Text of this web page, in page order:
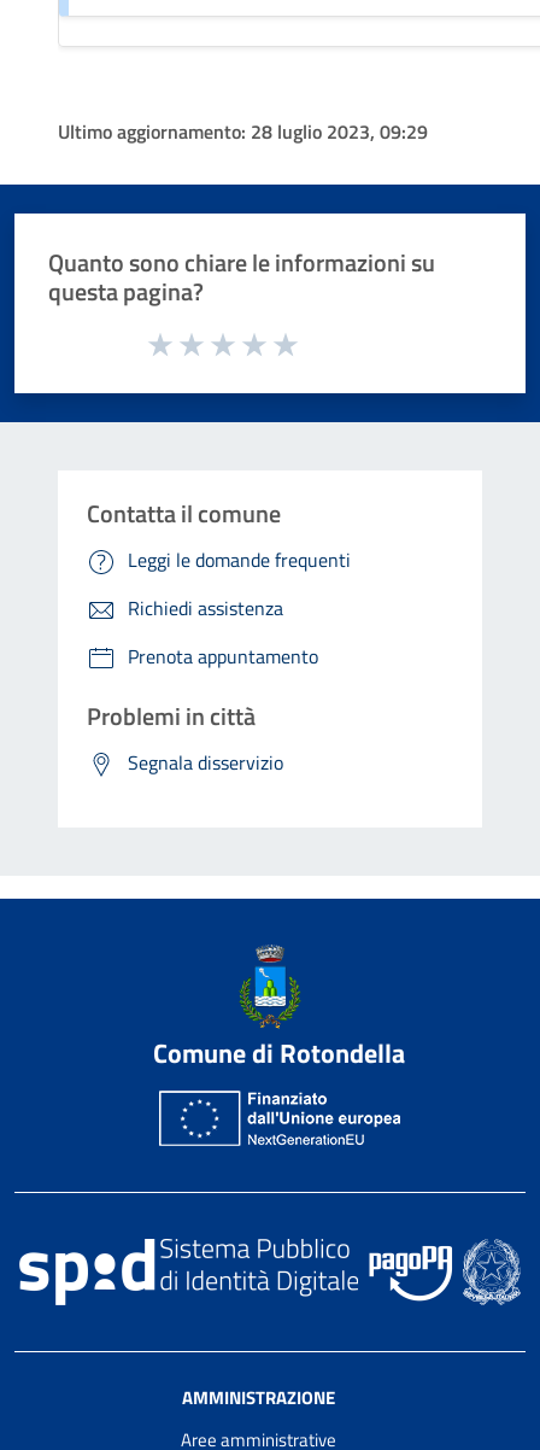
Ultimo aggiornamento: 28 luglio 2023, 09:29
Quanto sono chiare le informazioni su
questa pagina?
Valuta da 1 a 5 stelle la pagina
Contatta il comune
Leggi le domande frequenti
Richiedi assistenza
Prenota appuntamento
Problemi in città
Segnala disservizio
Comune di Rotondella
AMMINISTRAZIONE
Aree amministrative